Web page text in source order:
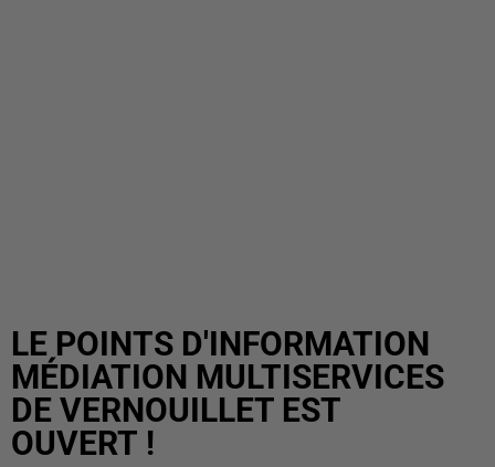
LE POINTS D'INFORMATION
MÉDIATION MULTISERVICES
DE VERNOUILLET EST
OUVERT !